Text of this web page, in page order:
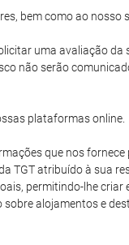
bem como ao nosso
uma avaliação
não serão
plataformas online.
que nos
TGT atribuído à sua
permitindo-lhe
alojamentos e